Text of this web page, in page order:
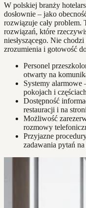
W polskiej branży
dosłownie – jako
rozwiązuje cały problem.
rozwiązań, które
niesłyszącego. Nie
zrozumienia i gotowość
Personel
otwarty na
Systemy
pokojach i
Dostępność
restauracji i na
Możliwość
rozmowy
Przyjazne
zadawania pytań